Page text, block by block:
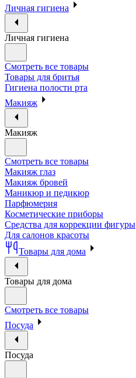
Личная гигиена
Личная гигиена
Смотреть все товары
Товары для бритья
Гигиена полости рта
Макияж
Макияж
Смотреть все товары
Макияж глаз
Макияж бровей
Маникюр и педикюр
Парфюмерия
Косметические приборы
Средства для коррекции фигуры
Для салонов красоты
Товары для дома
Товары для дома
Смотреть все товары
Посуда
Посуда